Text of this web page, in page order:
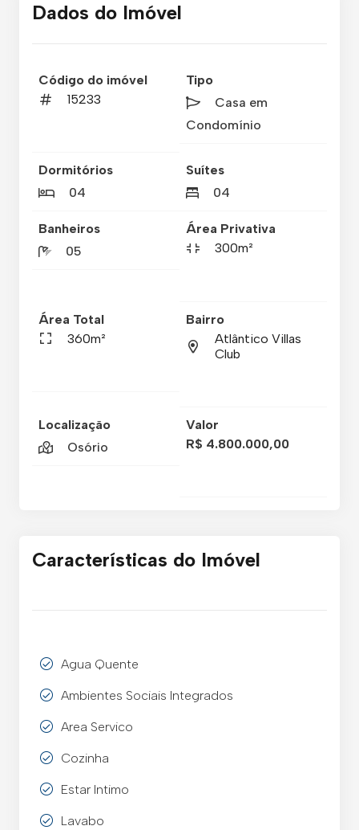
Dados do Imóvel
Código do imóvel
15233
Tipo
Casa em
Condomínio
Dormitórios
04
Suítes
04
Banheiros
05
Área Privativa
300m²
Área Total
360m²
Bairro
Atlântico Villas
Club
Localização
Osório
Valor
R$ 4.800.000,00
Características do Imóvel
Agua Quente
Ambientes Sociais Integrados
Area Servico
Cozinha
Estar Intimo
Lavabo